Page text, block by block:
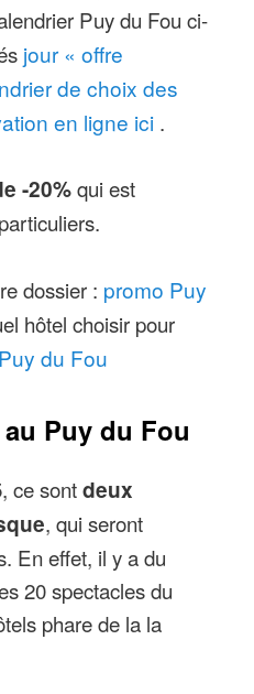
Puy du Fou ci-
jour « offre
de choix des
en ligne ici .
-20%qui est
dossier : promo Puy
hôtel choisir pour
du Fou
Puy du Fou
ce sontdeux
, qui seront
En effet, il y a du
20 spectacles du
phare de la la